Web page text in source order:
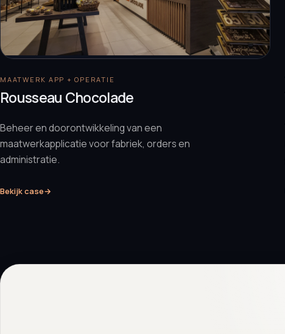
MAATWERK APP + OPERATIE
Rousseau Chocolade
Beheer en doorontwikkeling van een
maatwerkapplicatie voor fabriek, orders en
administratie.
Bekijk case→